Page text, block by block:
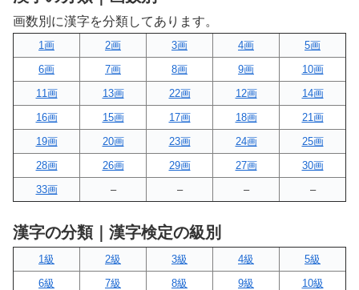
画数別に漢字を分類してあります。
1画 2画 3画 4画
5画
6画
7画 8画 9画
10画
11画
13画 22画 12画
14画
16画
15画 17画 18画
21画
19画
20画 23画 24画
25画
28画
26画 29画 27画
30画
33画
– – – –
漢字の分類｜漢字検定の級別
1級 2級 3級 4級
5級
6級
7級 8級 9級 10級